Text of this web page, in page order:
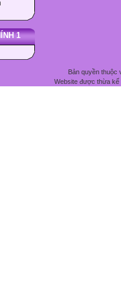
1
Bản quyền thuộc
Website được thừa